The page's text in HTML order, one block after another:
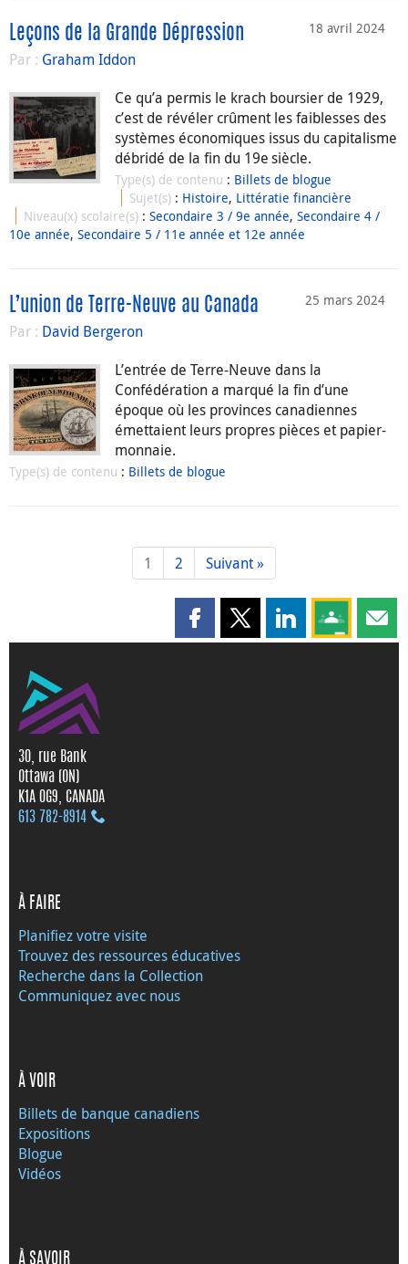
18 avril 2024
Leçons de la Grande Dépression
Par : Graham Iddon
Ce qu’a permis le krach boursier de 1929,
c’est de révéler crûment les faiblesses des
systèmes économiques issus du capitalisme
débridé de la fin du 19e siècle.
Type(s) de contenu : Billets de blogue
Sujet(s) : Histoire, Littératie financière
Niveau(x) scolaire(s) :Secondaire 3 / 9e année,Secondaire 4 /
10e année, Secondaire 5 / 11e année et 12e année
25 mars 2024
L’union de Terre-Neuve au Canada
Par : David Bergeron
L’entrée de Terre-Neuve dans la
Confédération a marqué la fin d’une
époque où les provinces canadiennes
émettaient leurs propres pièces et papier-
monnaie.
Type(s) de contenu : Billets de blogue
1 2 Suivant »
Partager cette page sur
Partager cette page sur X
Partager cette
Partagez
30, rue Bank
Ottawa (ON)
K1A 0G9, CANADA
613 782‑8914
À FAIRE
Planifiez votre visite
Trouvez des ressources éducatives
Recherche dans la Collection
Communiquez avec nous
À VOIR
Billets de banque canadiens
Expositions
Blogue
Vidéos
À SAVOIR